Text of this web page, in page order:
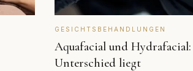
GESICHTSBEHANDLUNGEN
Aquafacial und
Unterschied liegt